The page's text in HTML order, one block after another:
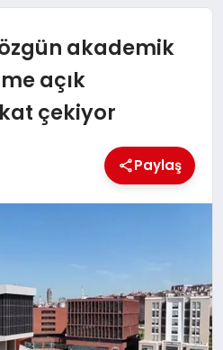
akademik
açık
çekiyor
Paylaş